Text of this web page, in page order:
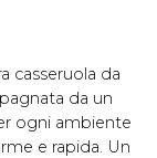
casseruola da
da un
ogni ambiente
e rapida. Un